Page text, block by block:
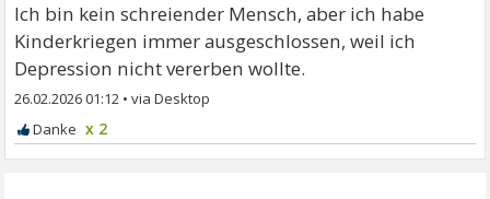
Ich bin kein schreiender Mensch, aber ich habe
Kinderkriegen immer ausgeschlossen, weil ich
Depression nicht vererben wollte.
26.02.2026 01:12 •
x 2